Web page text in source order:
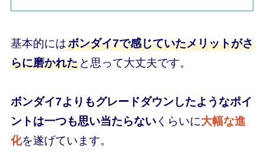
基本的にはボンダイ7で感じていたメリットがさ
らに磨かれたと思って大丈夫です。
ボンダイ7よりもグレードダウンしたようなポイ
ントは一つも思い当たらないくらいに大幅な進
化を遂げています。